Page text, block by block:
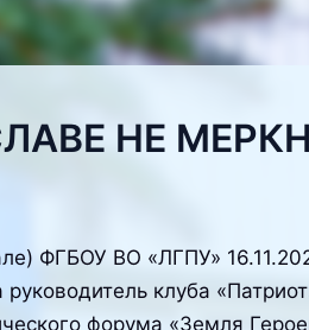
НЕ
ФГБОУ ВО «ЛГПУ»
клуба
форума «Земля